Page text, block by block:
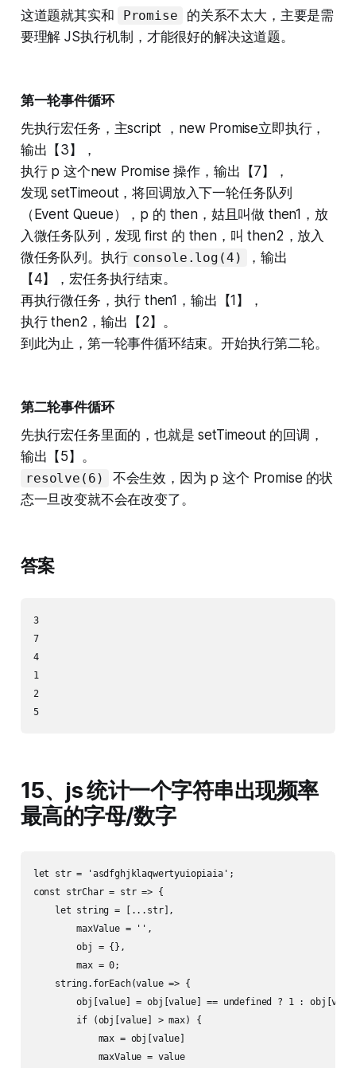
这道题就其实和 Promise
的关系不太大，主要是需
要理解 JS执行机制，才能很好的解决这道题。
第一轮事件循环
先执行宏任务，主script ，new Promise立即执行，
输出【3】，
执行 p 这个new Promise 操作，输出【7】，
发现 setTimeout，将回调放入下一轮任务队列
（Event Queue），p 的 then，姑且叫做 then1，放
入微任务队列，发现 first 的 then，叫 then2，放入
微任务队列。执行 console.log(4)
，输出
【4】，宏任务执行结束。
再执行微任务，执行 then1，输出【1】，
执行 then2，输出【2】。
到此为止，第一轮事件循环结束。开始执行第二轮。
第二轮事件循环
先执行宏任务里面的，也就是 setTimeout 的回调，
输出【5】。
resolve(6)
不会生效，因为 p 这个 Promise 的状
态一旦改变就不会在改变了。
答案
3
7
4
1
2
15、js 统计一个字符串出现频率
最高的字母/数字
let str = 'asdfghjklaqwertyuiopiaia';
const strChar = str => {
    let string = [...str],
        maxValue = '',
        obj = {},
        max = 0;
    string.forEach(value => {
obj[value] = obj[value] == undefined ? 1 :
        if (obj[value] > max) {
            max = obj[value]
            maxValue = value